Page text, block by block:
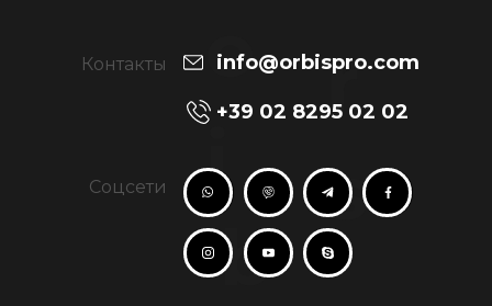
Контакты
Соцсети
o
r
b
i s
info@orbispro.com
+39 02 8295 02 02